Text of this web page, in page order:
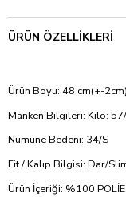
ÜRÜN ÖZELLIKLERI
Ürün Boyu: 48 cm(+-2cm)
Manken Bilgileri: Kilo:
Numune Bedeni: 34/S
Fit / Kalıp Bilgisi: Dar/
Ürün İçeriği: %100